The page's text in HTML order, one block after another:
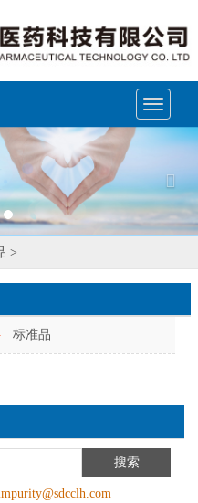
Toggle
>
标准品
搜索